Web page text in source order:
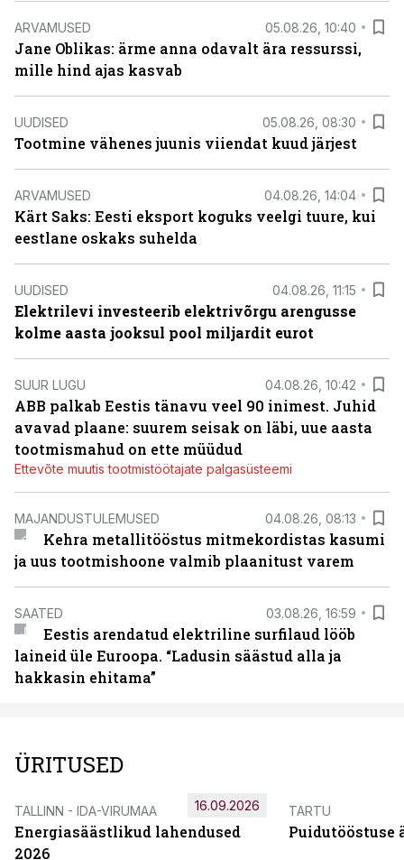
ARVAMUSED 05.08.26, 10:40
Jane Oblikas: ärme anna odavalt ära ressurssi,
mille hind ajas kasvab
UUDISED 05.08.26, 08:30
Tootmine vähenes juunis viiendat kuud järjest
ARVAMUSED 04.08.26, 14:04
Kärt Saks: Eesti eksport koguks veelgi tuure, kui
eestlane oskaks suhelda
UUDISED 04.08.26, 11:15
Elektrilevi investeerib elektrivõrgu arengusse
kolme aasta jooksul pool miljardit eurot
SUUR LUGU 04.08.26, 10:42
ABB palkab Eestis tänavu veel 90 inimest. Juhid
avavad plaane: suurem seisak on läbi, uue aasta
tootmismahud on ette müüdud
Ettevõte muutis tootmistöötajate palgasüsteemi
MAJANDUSTULEMUSED 04.08.26, 08:13
Kehra metallitööstus mitmekordistas kasumi
ja uus tootmishoone valmib plaanitust varem
SAATED 03.08.26, 16:59
Eestis arendatud elektriline surfilaud lööb
laineid üle Euroopa. “Ladusin säästud alla ja
hakkasin ehitama”
ÜRITUSED
TALLINN - IDA-VIRUMAA
Energiasäästlikud lahendused
2026
16.09.2026 TARTU
Puidutööstuse